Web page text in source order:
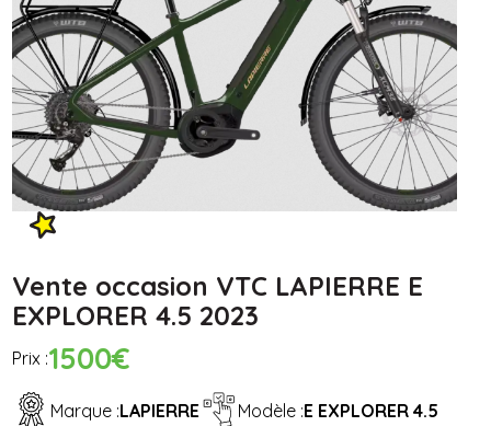
Vente occasion VTC LAPIERRE E
EXPLORER 4.5 2023
Prix :1500€
Marque :LAPIERRE Modèle :E EXPLORER 4.5